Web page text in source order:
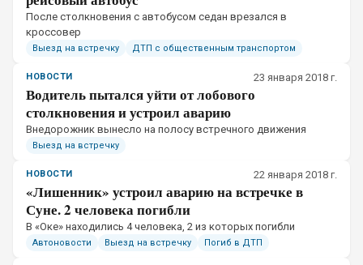
После столкновения с автобусом седан врезался в
кроссовер
Выезд на встречку ДТП с общественным транспортом
НОВОСТИ 23 января 2018 г.
Водитель пытался уйти от лобового
столкновения и устроил аварию
Внедорожник вынесло на полосу встречного движения
Выезд на встречку
НОВОСТИ 22 января 2018 г.
«Лишенник» устроил аварию на встречке в
Суне. 2 человека погибли
В «Оке» находились 4 человека, 2 из которых погибли
Автоновости Выезд на встречку Погиб в ДТП